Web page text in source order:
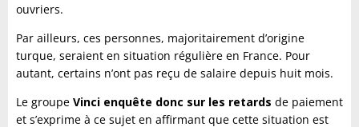
ouvriers.
Par ailleurs, ces personnes, majoritairement d’origine
turque, seraient en situation régulière en France. Pour
autant, certains n’ont pas reçu de salaire depuis huit mois.
Le groupe Vinci enquête donc sur les retards de paiement
et s’exprime à ce sujet en affirmant que cette situation est